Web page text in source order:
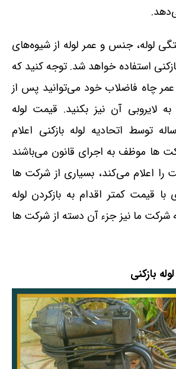
لوله، جنس و عمر لوله از شیوه‌های
استفاده خواهد شد. توجه کنید که
چاه فاضلاب خود می‌توانید پس از
لایروبی آن نیز بکنید. قیمت لوله
توسط اتحادیه لوله بازکنی اعلام
ها موظف به اجرای قانون می‌باشند
را اعلام می‌کند، بسیاری از شرکت ها
قیمت کمتر اقدام به بازکردن لوله
شرکت ما نیز جزء آن دسته از شرکت ها
بازکنی